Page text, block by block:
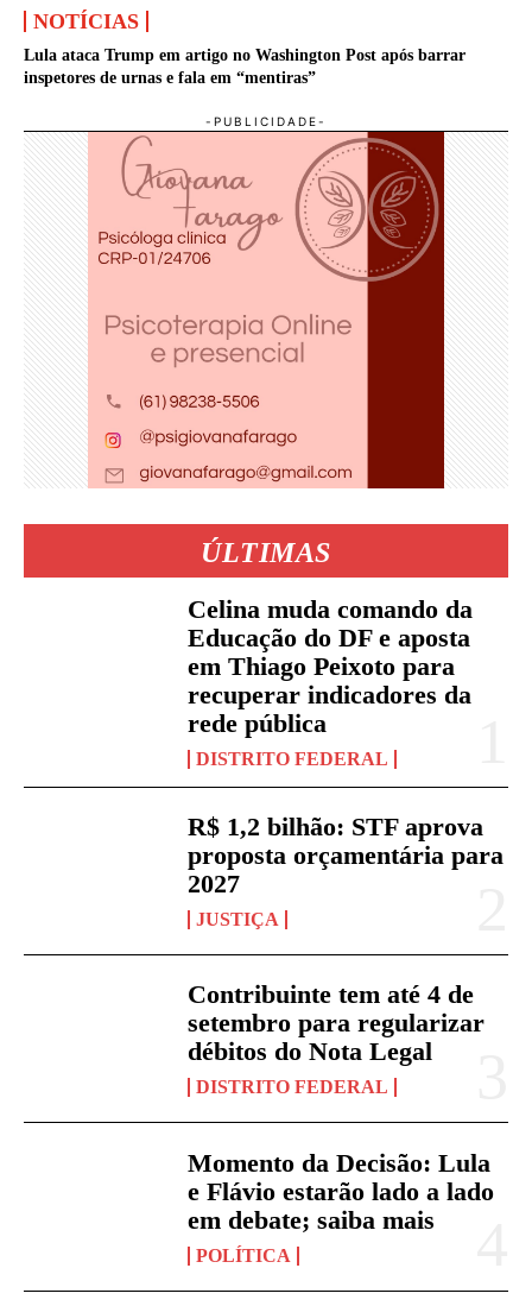
NOTÍCIAS
Lula ataca Trump em artigo no Washington Post após barrar
inspetores de urnas e fala em “mentiras”
ÚLTIMAS
Celina muda comando da
Educação do DF e aposta
em Thiago Peixoto para
recuperar indicadores da
rede pública
DISTRITO FEDERAL
R$ 1,2 bilhão: STF aprova
proposta orçamentária para
2027
JUSTIÇA
Contribuinte tem até 4 de
setembro para regularizar
débitos do Nota Legal
DISTRITO FEDERAL
Momento da Decisão: Lula
e Flávio estarão lado a lado
em debate; saiba mais
POLÍTICA